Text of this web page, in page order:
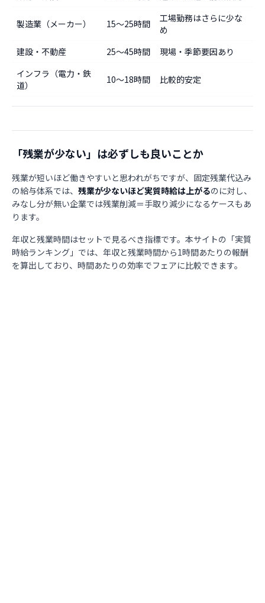
製造業（メーカー） 15〜25時間
工場勤務はさらに少な
め
建設・不動産
25〜45時間
現場・季節要因あり
インフラ（電力・鉄
道）
10〜18時間 比較的安定
「残業が少ない」は必ずしも良いことか
残業が短いほど働きやすいと思われがちですが、固定残業代込み
の給与体系では、 残業が少ないほど実質時給は上がるのに対し、
みなし分が無い企業では残業削減＝手取り減少になるケースもあ
ります。
年収と残業時間はセットで見るべき指標です。本サイトの「実質
時給ランキング」では、年収と残業時間から1時間あたりの報酬
を算出しており、時間あたりの効率でフェアに比較できます。